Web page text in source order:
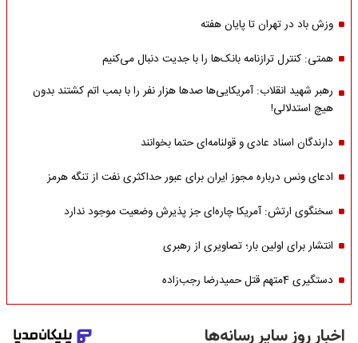
وزش باد در تهران تا پایان هفته
همتی: کنترل ترازنامه بانک‌ها را با جدیت دنبال می‌کنیم
رهبر شهید انقلاب: آمریکایی‌ها صدها هزار نفر را با بمب اتم کشتند بدون
هیچ استدلالی!
دارندگان اسناد عادی و قولنامه‌ای حتما بخوانند
ادعای ونس درباره مجوز ایران برای عبور حداکثری نفت از تنگه هرمز
سخنگوی ارتش: آمریکا چاره‌ای جز پذیرش وضعیت موجود ندارد
انتشار برای اولین بار؛ تصاویری از رهبری
دستگیری 4متهم قتل حمیدرضا رجب‌زاده